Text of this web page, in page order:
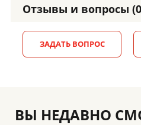
Отзывы и вопросы
ЗАДАТЬ ВОПРОС
ВЫ НЕДАВНО